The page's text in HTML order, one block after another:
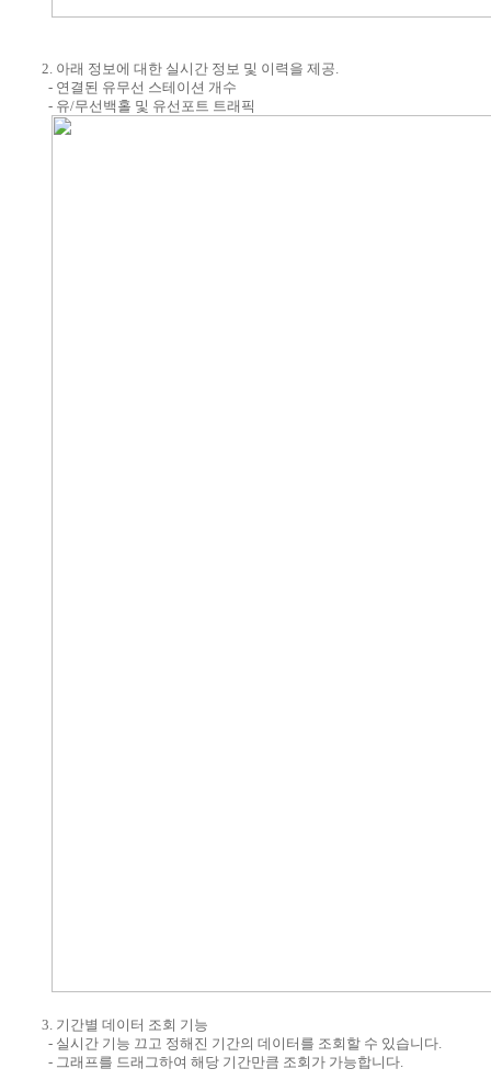
2. 아래 정보에 대한 실시간 정보 및 이력을 제공.
- 연결된 유무선 스테이션 개수
- 유/무선백홀 및 유선포트 트래픽
3. 기간별 데이터 조회 기능
- 실시간 기능 끄고 정해진 기간의 데이터를 조회할 수 있습니다.
- 그래프를 드래그하여 해당 기간만큼 조회가 가능합니다.